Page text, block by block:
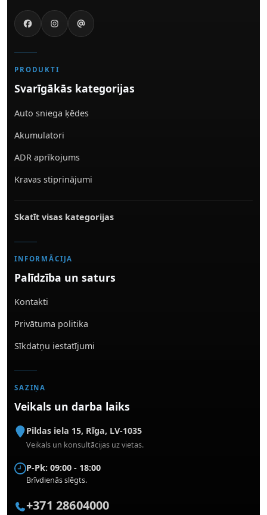
PRODUKTI
Svarīgākās kategorijas
Auto sniega ķēdes
Akumulatori
ADR aprīkojums
Kravas stiprinājumi
Skatīt visas kategorijas
INFORMĀCIJA
Palīdzība un saturs
Kontakti
Privātuma politika
Sīkdatņu iestatījumi
SAZIŅA
Veikals un darba laiks
Pildas iela 15, Rīga, LV-1035
Veikals un konsultācijas uz vietas.
P-Pk: 09:00 - 18:00
Brīvdienās slēgts.
+371 28604000